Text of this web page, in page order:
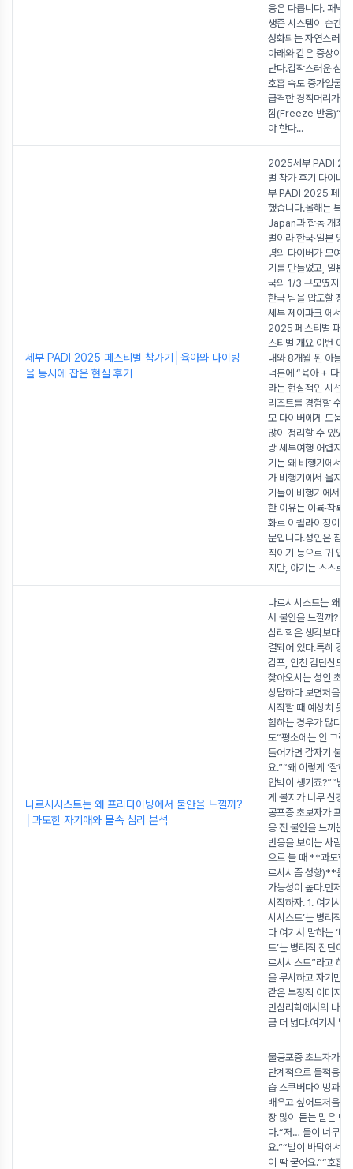
응은 다릅니다. 패닉
생존 시스템이 순간
성화되는 자연스러운
아래와 같은 증상이
난다.갑작스러운 심
호흡 속도 증가얼굴·
급격한 경직머리가
낌(Freeze 반응)“위
야 한다...
세부 PADI 2025 페스티벌 참가기│육아와 다이빙
을 동시에 잡은 현실 후기
2025세부 PADI
벌 참가 후기 다이나
부 PADI 2025 페스
했습니다.올해는 특
Japan과 합동 개최
벌이라 한국·일본 양
명의 다이버가 모여
기를 만들었고, 일본
국의 1/3 규모였지만
한국 팀을 압도할 정
세부 제이파크 에서
2025 페스티벌 패디
스티벌 개요 이번 여
내와 8개월 된 아들도
덕분에 “육아 + 다이
라는 현실적인 시선
리조트를 경험할 수
모 다이버에게 도움
많이 정리할 수 있었
랑 세부여행 어렵지
기는 왜 비행기에서
가 비행기에서 울지
기들이 비행기에서
한 이유는 이륙·착륙
화로 이퀄라이징이
문입니다.성인은 침
직이기 등으로 귀 압
지만, 아기는 스스로
나르시시스트는 왜 프리다이빙에서 불안을 느낄까?
│과도한 자기애와 물속 심리 분석
나르시시스트는 왜
서 불안을 느낄까? 프
심리학은 생각보다
결되어 있다.특히 강
김포, 인천 검단신도
찾아오시는 성인 초
상담하다 보면처음
시작할 때 예상치 못
험하는 경우가 많다.
도“평소에는 안 그런
들어가면 갑자기 불
요.”“왜 이렇게 ‘잘해
압박이 생기죠?”“남
게 볼지가 너무 신경
공포증 초보자가 프
응 전 불안을 느끼는
반응을 보이는 사람
으로 볼 때 **과도한
르시시즘 성향)**를
가능성이 높다.먼저
시작하자. 1. 여기서
시시스트’는 병리적
다 여기서 말하는 ‘나
트’는 병리적 진단이
르시시스트”라고 하
을 무시하고 자기만
같은 부정적 이미지
만심리학에서의 나르
금 더 넓다.여기서 말
물공포증 초보자가
단계적으로 물적응
습 스쿠버다이빙과
배우고 싶어도처음
장 많이 듣는 말은 단
다.“저… 물이 너무 무
요.”“발이 바닥에서
이 딱 굳어요.”“호흡